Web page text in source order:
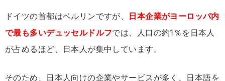
ドイツの首都はベルリンですが、 日本企業がヨーロッパ内
で最も多いデュッセルドルフでは、人口の約1％を日本人
が占めるほど、日本人が集中しています。
そのため、日本人向けの企業やサービスが多く、日本語を